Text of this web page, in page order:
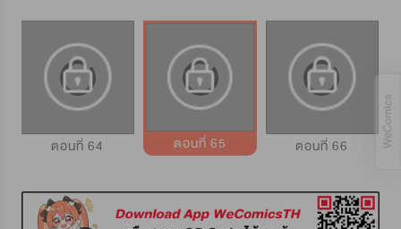
ตอนที่ 64 ตอนที่ 65 ตอนที่ 66